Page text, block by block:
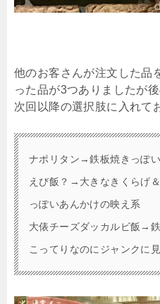
他のお客さんが注文した品
った品が3つありましたが後
次回以降の選択肢に入れて
ナポリタン→鉄板焼きっぽ
えび飯？→大きなきくらげ
っぽいあんかけの映え系
大俵チーズダッカルビ飯→
こってりなのにジャンクに